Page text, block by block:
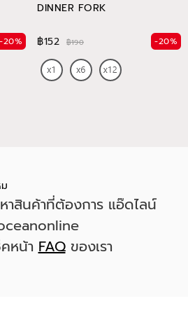
-20%
DINNER FORK
฿152 ฿190 -20%
สินค้าที่ต้องการ แอ๊ดไลน์
คหน้าFAQของเรา